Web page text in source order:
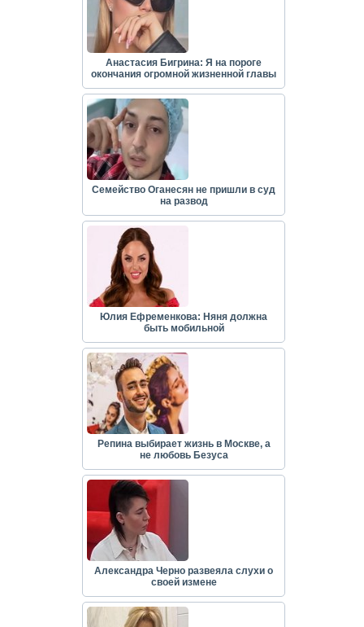
Анастасия Бигрина: Я на пороге
окончания огромной жизненной главы
Семейство Оганесян не пришли в суд
на развод
Юлия Ефременкова: Няня должна
быть мобильной
Репина выбирает жизнь в Москве, а
не любовь Безуса
Александра Черно развеяла слухи о
своей измене